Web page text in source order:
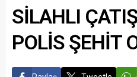
SİLAHLI
POLİS ŞEHİT